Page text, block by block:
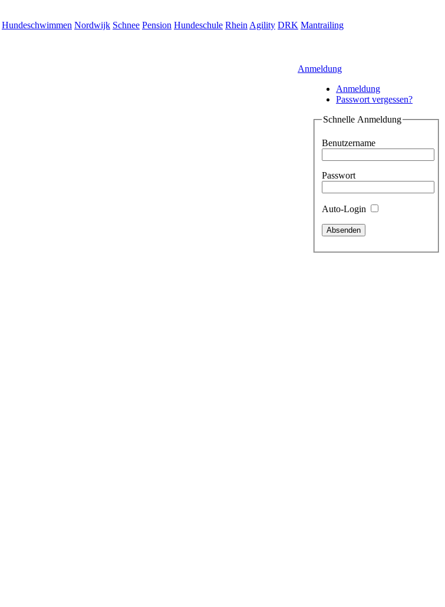
Hundeschwimmen Nordwijk Schnee Pension Hundeschule Rhein Agility DRK Mantrailing
Anmeldung
Anmeldung
Passwort vergessen?
Schnelle Anmeldung
Benutzername
Passwort
Auto-Login